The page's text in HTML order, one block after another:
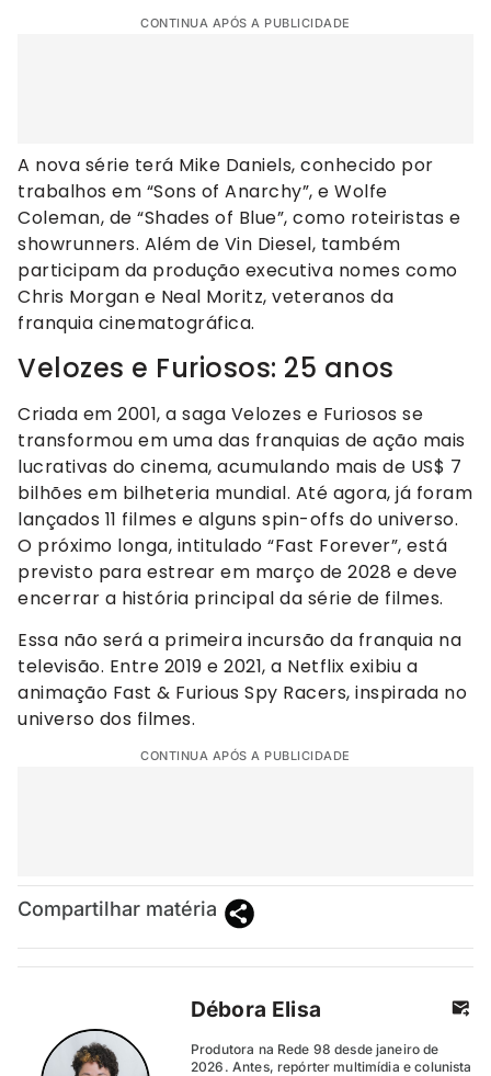
CONTINUA APÓS A PUBLICIDADE
A nova série terá Mike Daniels, conhecido por
trabalhos em “Sons of Anarchy”, e Wolfe
Coleman, de “Shades of Blue”, como roteiristas e
showrunners. Além de Vin Diesel, também
participam da produção executiva nomes como
Chris Morgan e Neal Moritz, veteranos da
franquia cinematográfica.
Velozes e Furiosos: 25 anos
Criada em 2001, a saga Velozes e Furiosos se
transformou em uma das franquias de ação mais
lucrativas do cinema, acumulando mais de US$ 7
bilhões em bilheteria mundial. Até agora, já foram
lançados 11 filmes e alguns spin-offs do universo.
O próximo longa, intitulado “Fast Forever”, está
previsto para estrear em março de 2028 e deve
encerrar a história principal da série de filmes.
Essa não será a primeira incursão da franquia na
televisão. Entre 2019 e 2021, a Netflix exibiu a
animação Fast & Furious Spy Racers, inspirada no
universo dos filmes.
CONTINUA APÓS A PUBLICIDADE
Compartilhar matéria
Débora Elisa
Produtora na Rede 98 desde janeiro de
2026. Antes, repórter multimídia e colunista